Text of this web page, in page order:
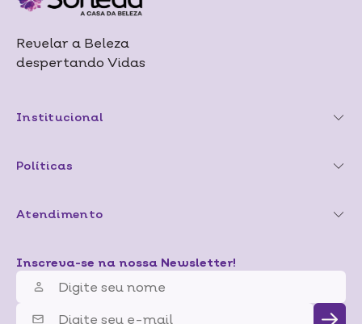
Revelar a Beleza
despertando Vidas
Institucional
Políticas
Atendimento
Inscreva-se na nossa Newsletter!